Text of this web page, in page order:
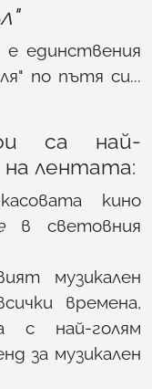
единствения
по пътя си...
са най-
лентата:
кино
в световния
музикален
времена,
с най-голям
за музикален